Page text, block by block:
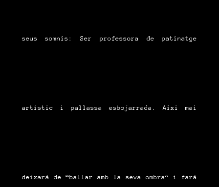
seus somnis: Ser professora de patinatge
artístic i pallassa esbojarrada. Aixi mai
deixarà de “ballar amb la seva ombra” i farà